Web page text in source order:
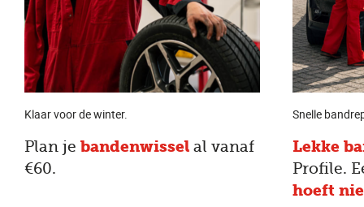
Klaar voor de winter.
Plan je bandenwissel al vanaf
€60.
Snelle
Lekke
Profile.
hoeft